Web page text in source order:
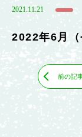
2021.11.21
2022年6月
前の記